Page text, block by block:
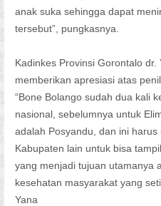
anak suka sehingga dapat
tersebut”, pungkasnya.
Kadinkes Provinsi Gorontalo dr.
memberikan apresiasi atas
“Bone Bolango sudah dua kali
nasional, sebelumnya untuk
adalah Posyandu, dan ini
Kabupaten lain untuk bisa
yang menjadi tujuan utamanya
kesehatan masyarakat yang
Yana